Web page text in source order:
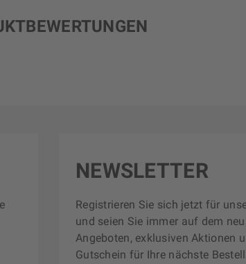
NEWSLETTER
Registrieren Sie sich jetzt für
und seien Sie immer auf dem
Angeboten, exklusiven Aktionen
Gutschein für Ihre nächste